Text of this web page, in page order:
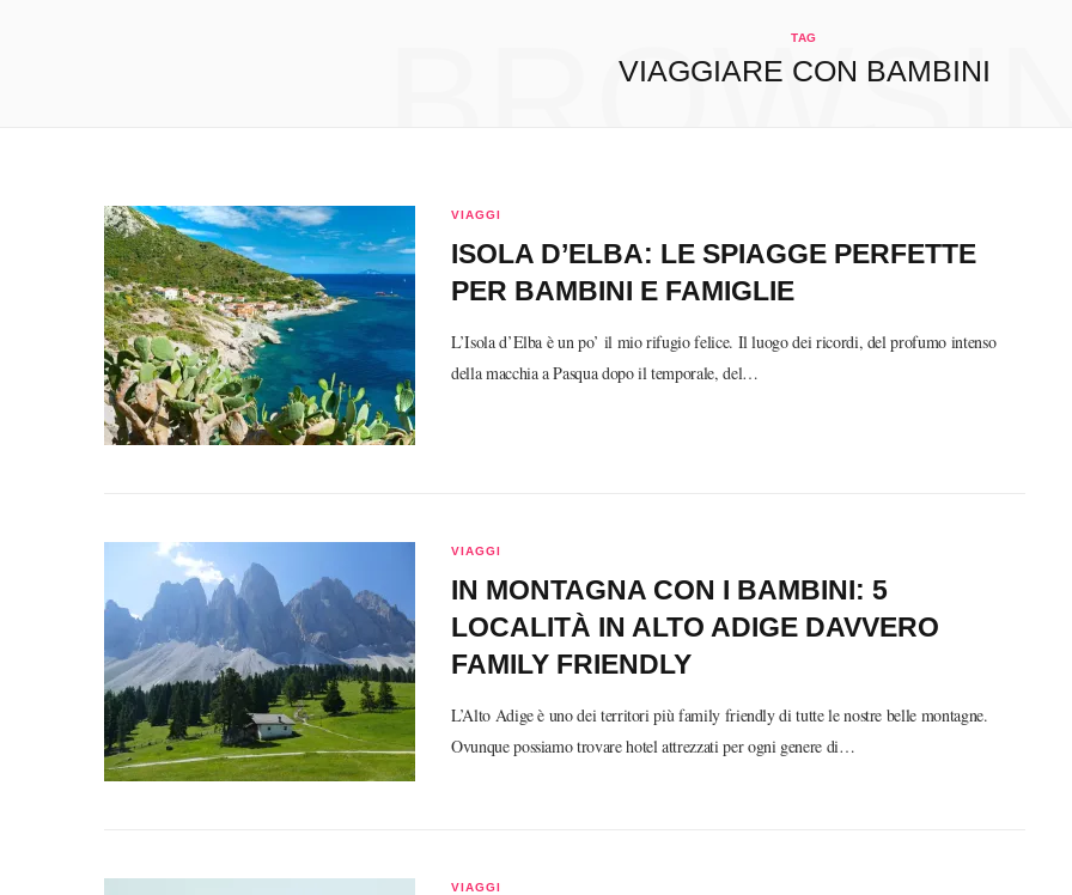
TAG
VIAGGIARE CON BAMBINI
VIAGGI
ISOLA D’ELBA: LE SPIAGGE PERFETTE
PER BAMBINI E FAMIGLIE
L’Isola d’Elba è un po’ il mio rifugio felice. Il luogo dei ricordi, del profumo intenso
della macchia a Pasqua dopo il temporale, del…
VIAGGI
IN MONTAGNA CON I BAMBINI: 5
LOCALITÀ IN ALTO ADIGE DAVVERO
FAMILY FRIENDLY
L’Alto Adige è uno dei territori più family friendly di tutte le nostre belle montagne.
Ovunque possiamo trovare hotel attrezzati per ogni genere di…
VIAGGI